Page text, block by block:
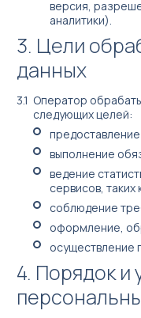
Бизнес под ключ
Мониторинг
العربية
简体中文
версия,
аналитики).
Цели
данных
Оператор
следующих целей:
выполнение
ведение
сервисов,
соблюдение
оформление,
осуществление
Порядок и